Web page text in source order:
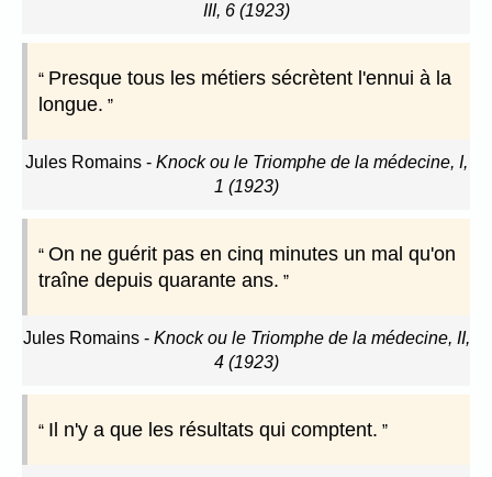
III, 6 (1923)
Presque tous les métiers sécrètent l'ennui à la
longue.
Jules Romains- Knock ou le Triomphe de la médecine, I,
1 (1923)
On ne guérit pas en cinq minutes un mal qu'on
traîne depuis quarante ans.
Jules Romains- Knock ou le Triomphe de la médecine, II,
4 (1923)
Il n'y a que les résultats qui comptent.